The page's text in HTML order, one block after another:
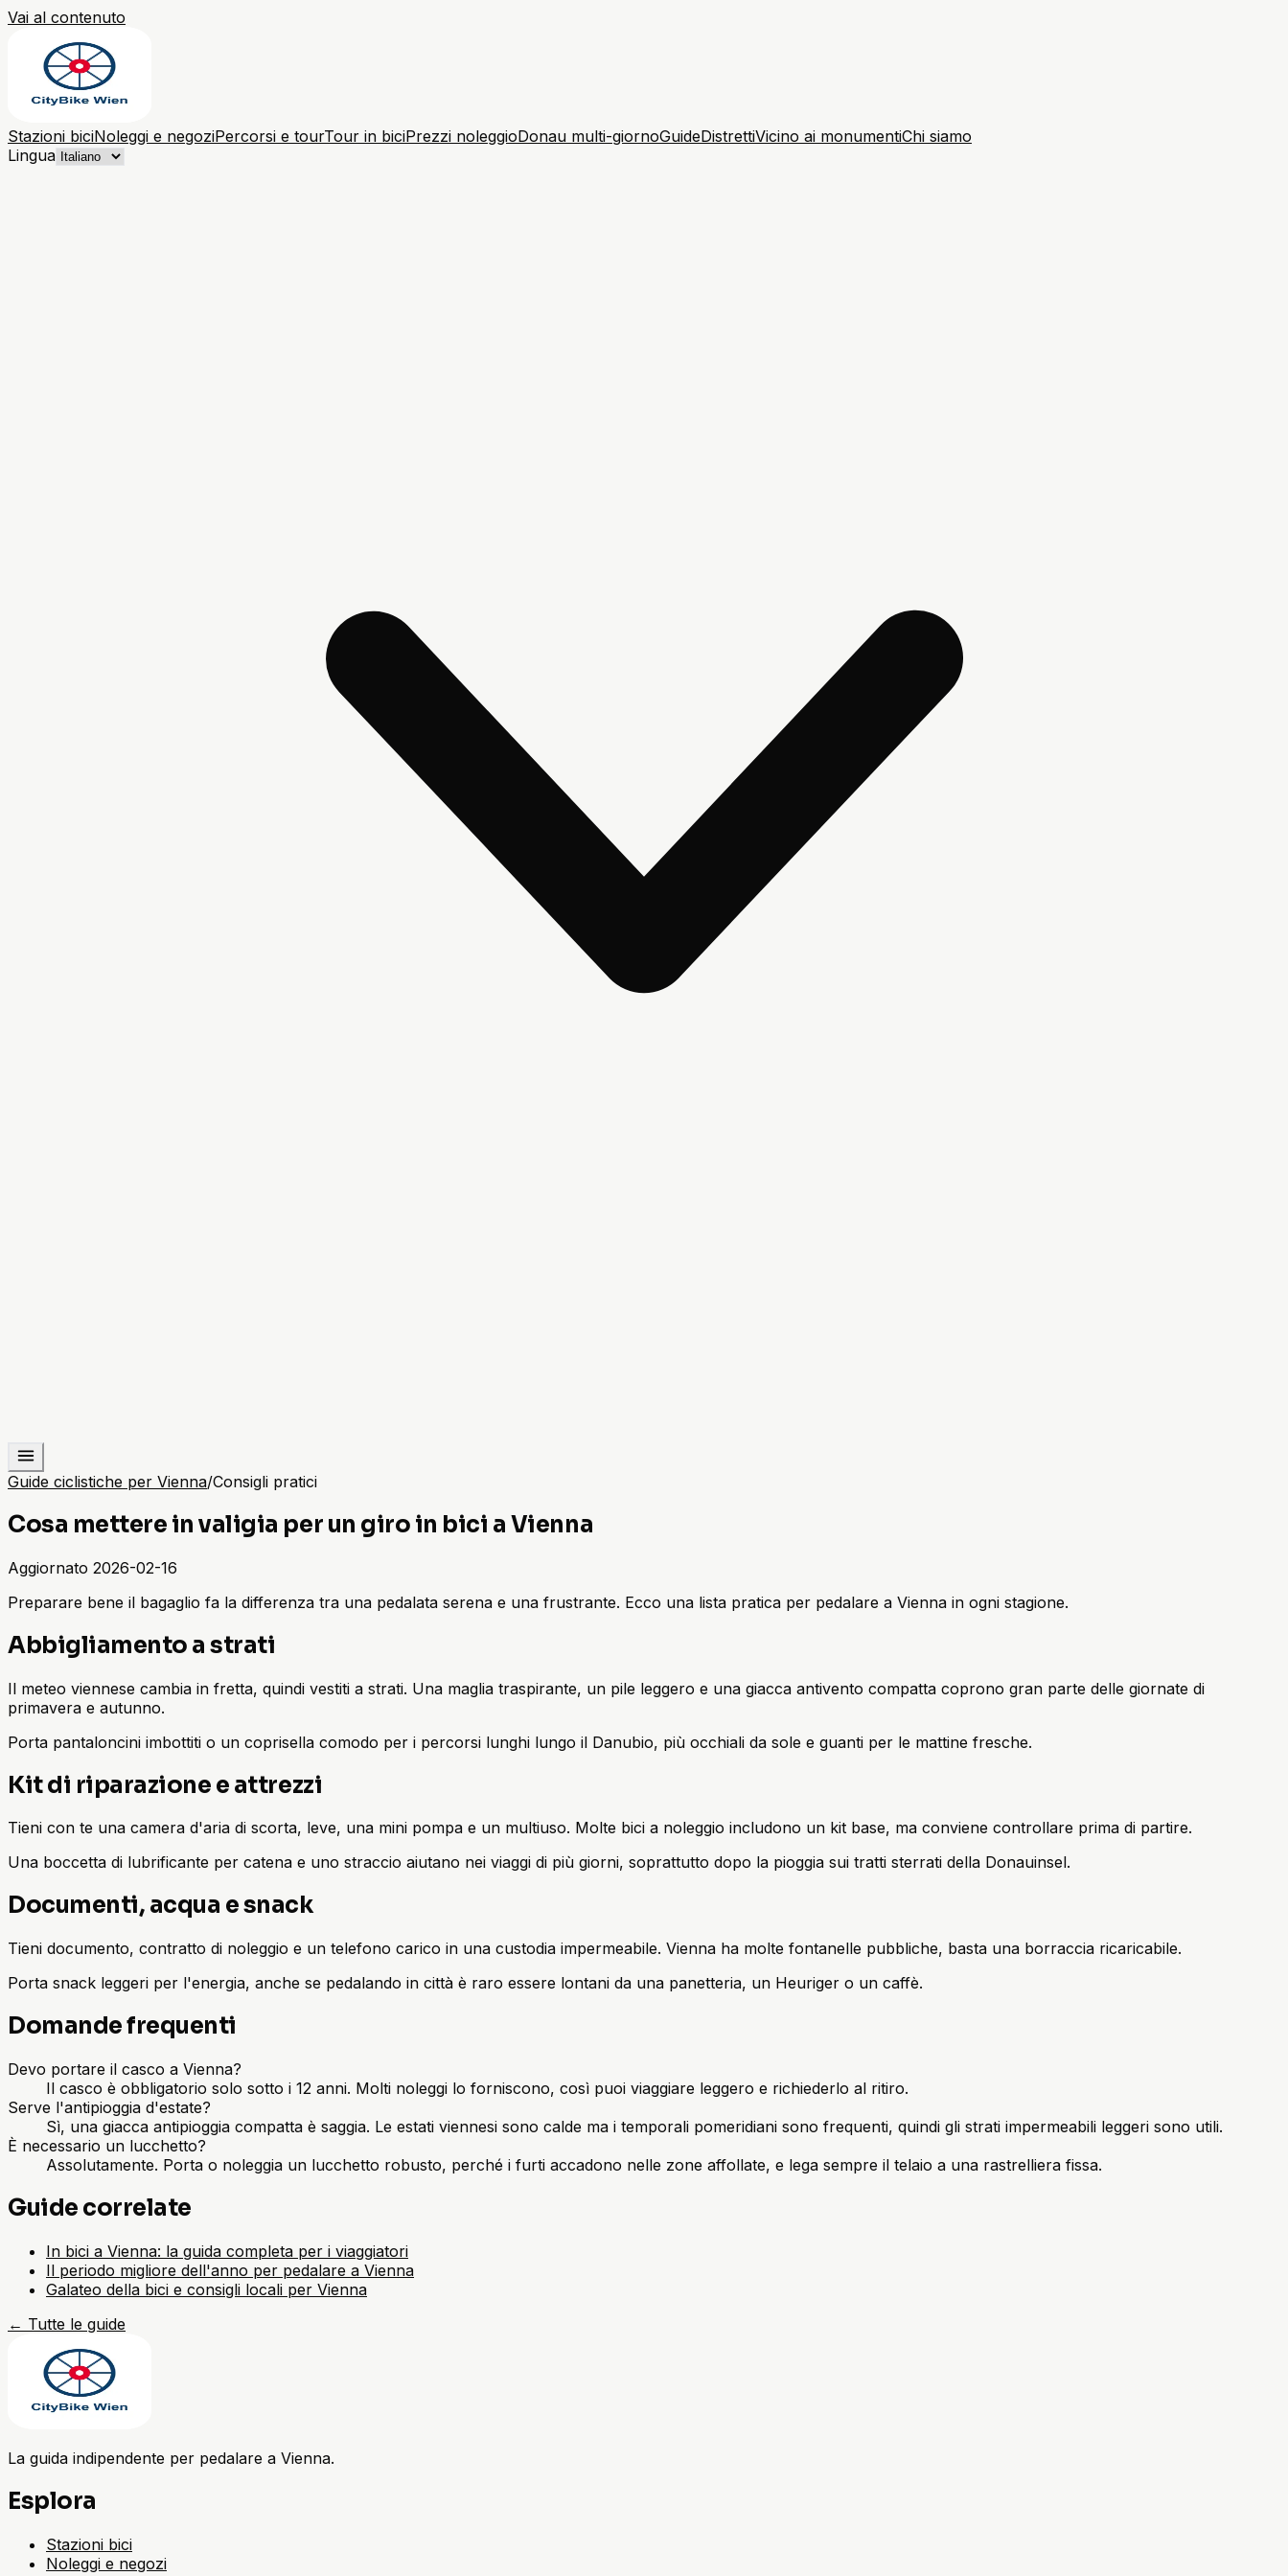
Vai al contenuto
Stazioni biciNoleggi e negoziPercorsi e tourTour in biciPrezzi noleggioDonau multi-giornoGuideDistrettiVicino ai monumentiChi siamo
Lingua
Guide ciclistiche per Vienna/Consigli pratici
Cosa mettere in valigia per un giro in bici a Vienna
Aggiornato 2026-02-16
Preparare bene il bagaglio fa la differenza tra una pedalata serena e una frustrante. Ecco una lista pratica per pedalare a Vienna in ogni stagione.
Abbigliamento a strati
Il meteo viennese cambia in fretta, quindi vestiti a strati. Una maglia traspirante, un pile leggero e una giacca antivento compatta coprono gran parte delle giornate di
primavera e autunno.
Porta pantaloncini imbottiti o un coprisella comodo per i percorsi lunghi lungo il Danubio, più occhiali da sole e guanti per le mattine fresche.
Kit di riparazione e attrezzi
Tieni con te una camera d'aria di scorta, leve, una mini pompa e un multiuso. Molte bici a noleggio includono un kit base, ma conviene controllare prima di partire.
Una boccetta di lubrificante per catena e uno straccio aiutano nei viaggi di più giorni, soprattutto dopo la pioggia sui tratti sterrati della Donauinsel.
Documenti, acqua e snack
Tieni documento, contratto di noleggio e un telefono carico in una custodia impermeabile. Vienna ha molte fontanelle pubbliche, basta una borraccia ricaricabile.
Porta snack leggeri per l'energia, anche se pedalando in città è raro essere lontani da una panetteria, un Heuriger o un caffè.
Domande frequenti
Devo portare il casco a Vienna?
Il casco è obbligatorio solo sotto i 12 anni. Molti noleggi lo forniscono, così puoi viaggiare leggero e richiederlo al ritiro.
Serve l'antipioggia d'estate?
Sì, una giacca antipioggia compatta è saggia. Le estati viennesi sono calde ma i temporali pomeridiani sono frequenti, quindi gli strati impermeabili leggeri sono utili.
È necessario un lucchetto?
Assolutamente. Porta o noleggia un lucchetto robusto, perché i furti accadono nelle zone affollate, e lega sempre il telaio a una rastrelliera fissa.
Guide correlate
In bici a Vienna: la guida completa per i viaggiatori
Il periodo migliore dell'anno per pedalare a Vienna
Galateo della bici e consigli locali per Vienna
← Tutte le guide
La guida indipendente per pedalare a Vienna.
Esplora
Stazioni bici
Noleggi e negozi